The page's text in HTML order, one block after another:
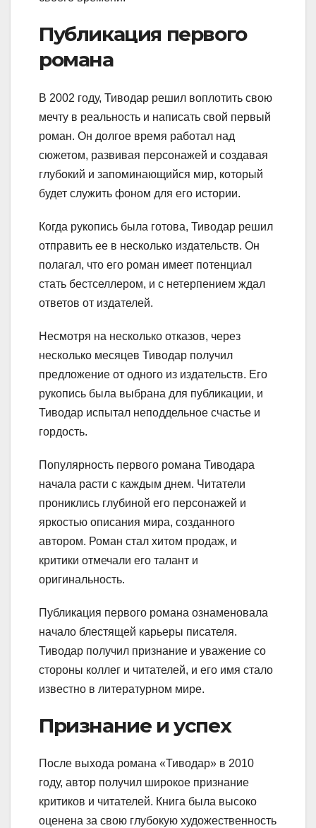
Публикация первого
романа
В 2002 году, Тиводар решил воплотить свою
мечту в реальность и написать свой первый
роман. Он долгое время работал над
сюжетом, развивая персонажей и создавая
глубокий и запоминающийся мир, который
будет служить фоном для его истории.
Когда рукопись была готова, Тиводар решил
отправить ее в несколько издательств. Он
полагал, что его роман имеет потенциал
стать бестселлером, и с нетерпением ждал
ответов от издателей.
Несмотря на несколько отказов, через
несколько месяцев Тиводар получил
предложение от одного из издательств. Его
рукопись была выбрана для публикации, и
Тиводар испытал неподдельное счастье и
гордость.
Популярность первого романа Тиводара
начала расти с каждым днем. Читатели
прониклись глубиной его персонажей и
яркостью описания мира, созданного
автором. Роман стал хитом продаж, и
критики отмечали его талант и
оригинальность.
Публикация первого романа ознаменовала
начало блестящей карьеры писателя.
Тиводар получил признание и уважение со
стороны коллег и читателей, и его имя стало
известно в литературном мире.
Признание и успех
После выхода романа «Тиводар» в 2010
году, автор получил широкое признание
критиков и читателей. Книга была высоко
оценена за свою глубокую художественность